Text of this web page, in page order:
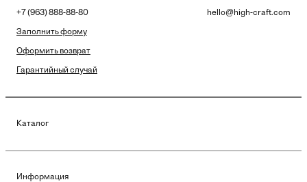
+7 (963) 888-88-80 hello@high-craft.com
Заполнить форму
Оформить возврат
Гарантийный случай
Каталог
Информация